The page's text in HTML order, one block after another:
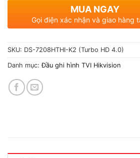
MUA NGAY
Gọi điện xác nhận và giao hàng
SKU: DS-7208HTHI-K2 (Turbo HD 4.0)
Danh mục:Đầu ghi hình TVI Hikvision